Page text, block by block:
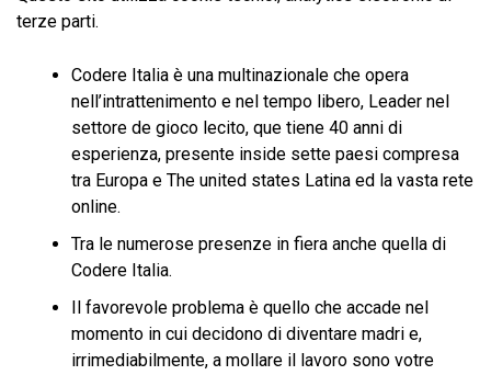
terze parti.
Codere Italia è una multinazionale che opera
nell’intrattenimento e nel tempo libero, Leader nel
settore de gioco lecito, que tiene 40 anni di
esperienza, presente inside sette paesi compresa
tra Europa e The united states Latina ed la vasta rete
online.
Tra le numerose presenze in fiera anche quella di
Codere Italia.
Il favorevole problema è quello che accade nel
momento in cui decidono di diventare madri e,
irrimediabilmente, a mollare il lavoro sono votre